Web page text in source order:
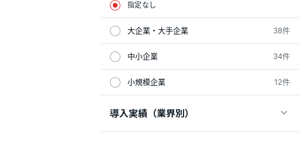
指定なし
大企業・大手企業 38件
中小企業 34件
小規模企業 12件
導入実績（業界別）